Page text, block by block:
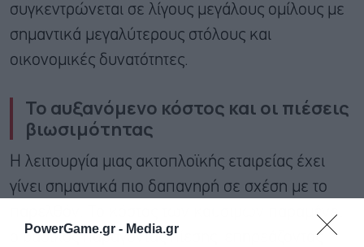
PowerGame.gr - Media.gr
συγκεντρώνεται σε λίγους μεγάλους ομίλους με
σημαντικά μεγαλύτερους στόλους και
οικονομικές δυνατότητες.
Το αυξανόμενο κόστος και οι πιέσεις
βιωσιμότητας
Η λειτουργία μιας ακτοπλοϊκής εταιρείας έχει
γίνει σημαντικά πιο δαπανηρή σε σχέση με το
παρελθόν. Το κόστος των καυσίμων παραμένει
ο βασικός παράγοντας πίεσης, επηρεάζοντας